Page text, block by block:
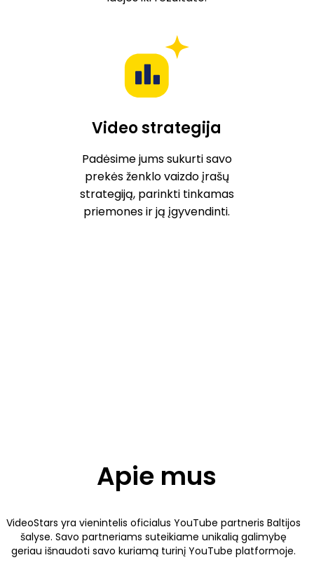
Video strategija
Padėsime jums sukurti savo
prekės ženklo vaizdo įrašų
strategiją, parinkti tinkamas
priemones ir ją įgyvendinti.
Apie mus
VideoStars yra vienintelis oficialus YouTube partneris Baltijos
šalyse. Savo partneriams suteikiame unikalią galimybę
geriau išnaudoti savo kuriamą turinį YouTube platformoje.